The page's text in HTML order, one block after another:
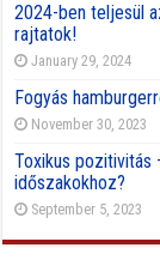
2024-ben teljesül
rajtatok!
January 29, 2024
Fogyás
November 30, 2023
Toxikus pozitivitás
időszakokhoz?
September 5, 2023